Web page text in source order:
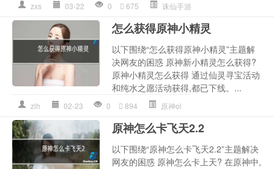
zxs 03-22 0 675 诛仙手游
怎么获得原神小精灵
以下围绕“怎么获得原神小精灵”主题解
决网友的困惑 原神新小精灵怎么获得?
原神小精灵怎么获得 通过仙灵寻宝活动
和纯水之愿活动获得,都已下线。...
zlh 02-23 0 894 原神ol
原神怎么卡飞天2.2
以下围绕“原神怎么卡飞天2.2”主题解决
网友的困惑 原神怎么卡上天? 在原神中,